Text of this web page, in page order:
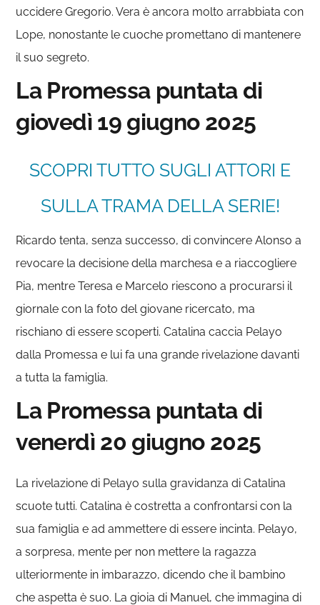
uccidere Gregorio. Vera è ancora molto arrabbiata con
Lope, nonostante le cuoche promettano di mantenere
il suo segreto.
La Promessa puntata di
giovedì 19 giugno 2025
SCOPRI TUTTO SUGLI ATTORI E
SULLA TRAMA DELLA SERIE!
Ricardo tenta, senza successo, di convincere Alonso a
revocare la decisione della marchesa e a riaccogliere
Pia, mentre Teresa e Marcelo riescono a procurarsi il
giornale con la foto del giovane ricercato, ma
rischiano di essere scoperti. Catalina caccia Pelayo
dalla Promessa e lui fa una grande rivelazione davanti
a tutta la famiglia.
La Promessa puntata di
venerdì 20 giugno 2025
La rivelazione di Pelayo sulla gravidanza di Catalina
scuote tutti. Catalina è costretta a confrontarsi con la
sua famiglia e ad ammettere di essere incinta. Pelayo,
a sorpresa, mente per non mettere la ragazza
ulteriormente in imbarazzo, dicendo che il bambino
che aspetta è suo. La gioia di Manuel, che immagina di